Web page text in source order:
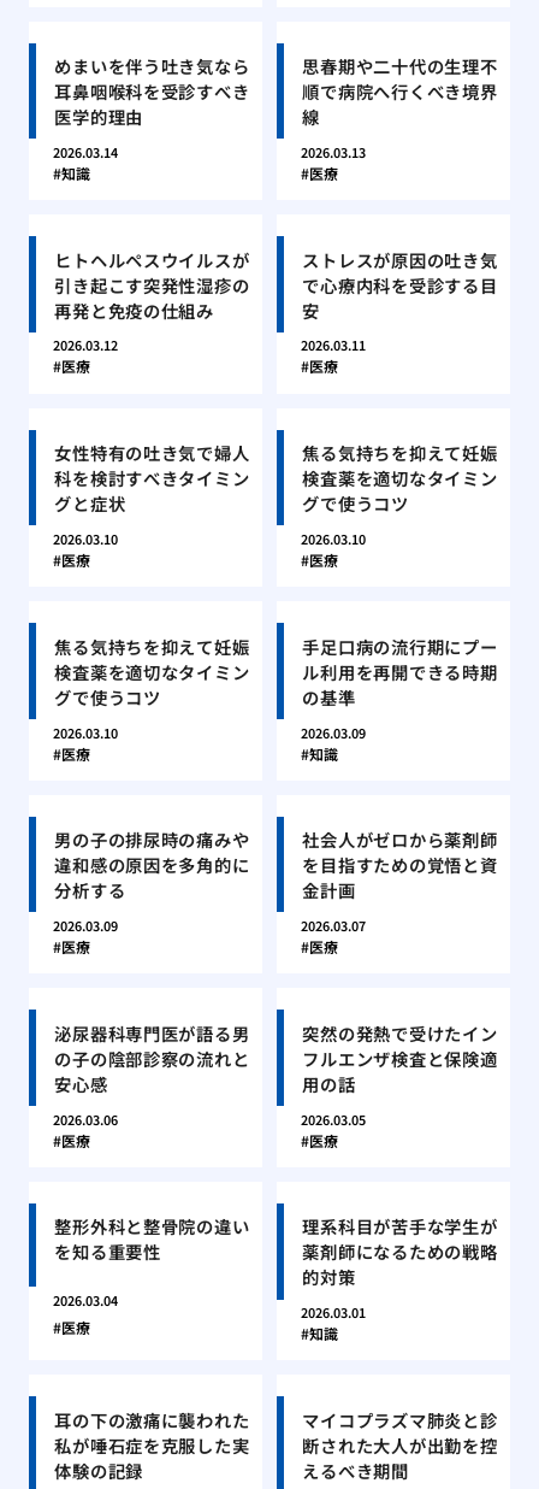
めまいを伴う吐き気なら
耳鼻咽喉科を受診すべき
医学的理由
2026.03.14
知識
思春期や二十代の生理不
順で病院へ行くべき境界
線
2026.03.13
医療
ヒトヘルペスウイルスが
引き起こす突発性湿疹の
再発と免疫の仕組み
2026.03.12
医療
ストレスが原因の吐き気
で心療内科を受診する目
安
2026.03.11
医療
女性特有の吐き気で婦人
科を検討すべきタイミン
グと症状
2026.03.10
医療
焦る気持ちを抑えて妊娠
検査薬を適切なタイミン
グで使うコツ
2026.03.10
医療
焦る気持ちを抑えて妊娠
検査薬を適切なタイミン
グで使うコツ
2026.03.10
医療
手足口病の流行期にプー
ル利用を再開できる時期
の基準
2026.03.09
知識
男の子の排尿時の痛みや
違和感の原因を多角的に
分析する
2026.03.09
医療
社会人がゼロから薬剤師
を目指すための覚悟と資
金計画
2026.03.07
医療
泌尿器科専門医が語る男
の子の陰部診察の流れと
安心感
2026.03.06
医療
突然の発熱で受けたイン
フルエンザ検査と保険適
用の話
2026.03.05
医療
整形外科と整骨院の違い
を知る重要性
2026.03.04
医療
理系科目が苦手な学生が
薬剤師になるための戦略
的対策
2026.03.01
知識
耳の下の激痛に襲われた
私が唾石症を克服した実
体験の記録
マイコプラズマ肺炎と診
断された大人が出勤を控
えるべき期間